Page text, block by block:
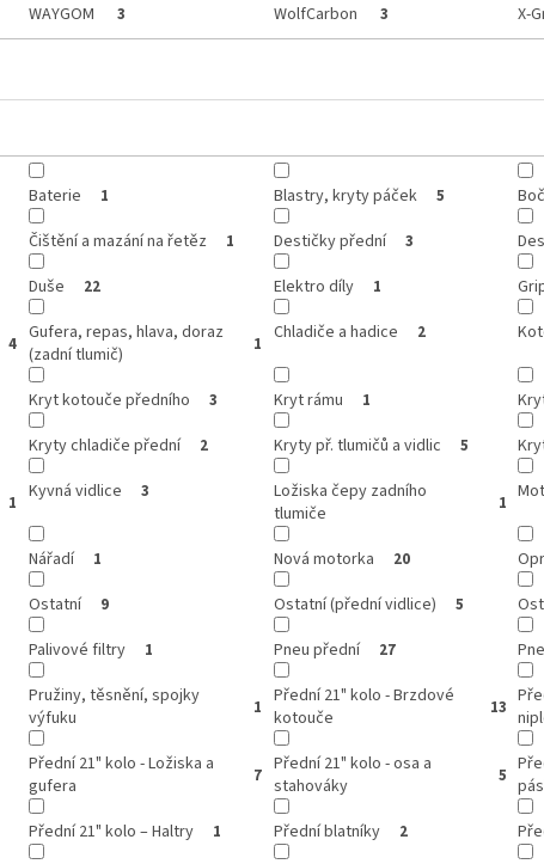
WAYGOM 3 WolfCarbon 3 X-
Baterie 1 Blastry, kryty páček 5
Čištění a mazání na řetěz 1 Destičky přední 3
Duše 22 Elektro díly 1
4 Gufera, repas, hlava, doraz
(zadní tlumič)
1 Chladiče a hadice 2
Kryt kotouče předního 3 Kryt rámu 1
Kryty chladiče přední 2 Kryty př. tlumičů a vidlic 5
1 Kyvná vidlice 3
Ložiska čepy zadního
tlumiče
1
Nářadí 1 Nová motorka 20
Ostatní 9 Ostatní (přední vidlice) 5
Palivové filtry 1 Pneu přední 27
Pružiny, těsnění, spojky
výfuku
1
Přední 21" kolo - Brzdové
kotouče
13
Přední 21" kolo - Ložiska a
gufera
7 Přední 21" kolo - osa a
stahováky
5
Přední 21" kolo – Haltry 1 Přední blatníky 2